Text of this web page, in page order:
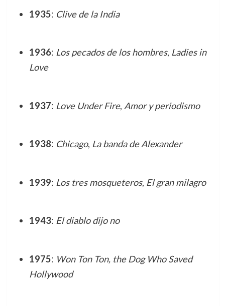
1935: Clive de la India
1936: Los pecados de los hombres, Ladies in
Love
1937: Love Under Fire, Amor y periodismo
1938: Chicago, La banda de Alexander
1939: Los tres mosqueteros, El gran milagro
1943: El diablo dijo no
1975: Won Ton Ton, the Dog Who Saved
Hollywood